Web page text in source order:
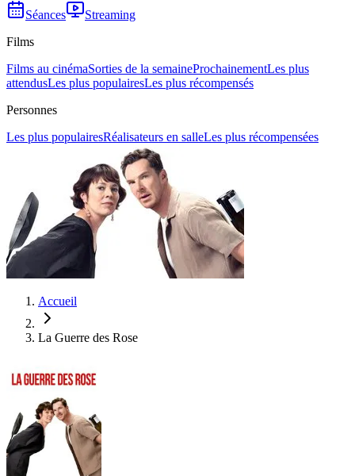
Séances
Streaming
Films
Films au cinémaSorties de la semaineProchainementLes plus
attendusLes plus populairesLes plus récompensés
Personnes
Les plus populairesRéalisateurs en salleLes plus récompensées
Accueil
La Guerre des Rose